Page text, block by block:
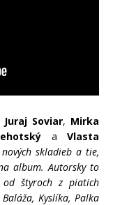
Juraj Soviar, Mirka
aVlasta
skladieb a tie,
album. Autorsky to
od štyroch z piatich
Kyslíka, Palka